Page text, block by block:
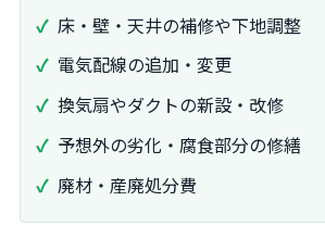
床・壁・天井の補修や下地調整
電気配線の追加・変更
換気扇やダクトの新設・改修
予想外の劣化・腐食部分の修繕
廃材・産廃処分費